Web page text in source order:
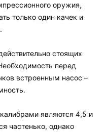
оружия,
только один качек и
стоящих
перед
встроенным насос –
являются 4,5 и
частенько, однако